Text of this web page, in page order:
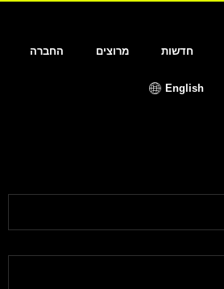
חדשות מרוצים החברה
English